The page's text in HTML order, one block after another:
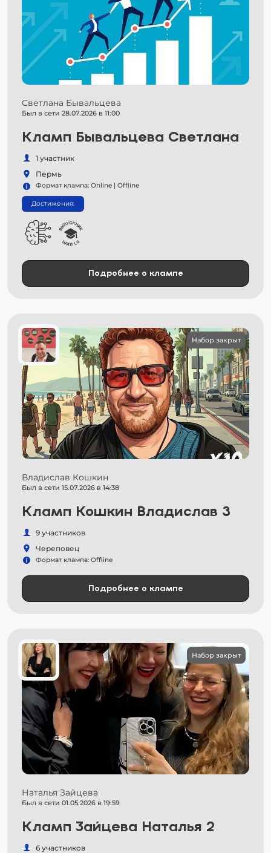
Светлана Бывальцева
Был в сети 28.07.2026 в 11:00
Кламп Бывальцева Светлана
1 участник
Пермь
Формат клампа: Online | Offline
Достижения:
Подробнее о клампе
Набор закрыт
Владислав Кошкин
Был в сети 15.07.2026 в 14:38
Кламп Кошкин Владислав 3
9 участников
Череповец
Формат клампа: Offline
Подробнее о клампе
Набор закрыт
Наталья Зайцева
Был в сети 01.05.2026 в 19:59
Кламп Зайцева Наталья 2
6 участников